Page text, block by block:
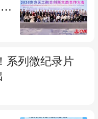
系列微纪录片